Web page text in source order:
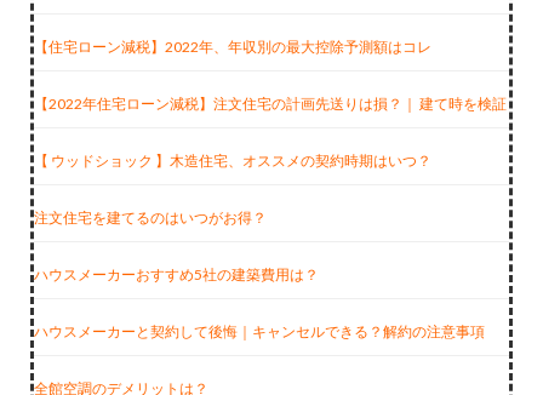
【住宅ローン減税】2022年、年収別の最大控除予測額はコレ
【2022年住宅ローン減税】注文住宅の計画先送りは損？｜ 建て時を検証
【 ウッドショック 】木造住宅、オススメの契約時期はいつ？
注文住宅を建てるのはいつがお得？
ハウスメーカーおすすめ5社の建築費用は？
ハウスメーカーと契約して後悔｜キャンセルできる？解約の注意事項
全館空調のデメリットは？